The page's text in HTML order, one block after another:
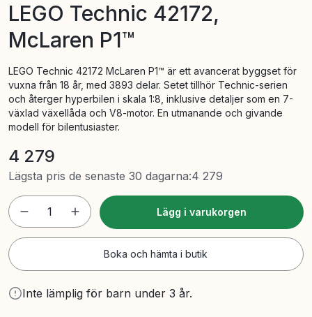
LEGO Technic 42172,
McLaren P1™
LEGO Technic 42172 McLaren P1™ är ett avancerat byggset för
vuxna från 18 år, med 3893 delar. Setet tillhör Technic-serien
och återger hyperbilen i skala 1:8, inklusive detaljer som en 7-
växlad växellåda och V8-motor. En utmanande och givande
modell för bilentusiaster.
4 279
Lägsta pris de senaste 30 dagarna:4 279
1 Lägg i varukorgen
Boka och hämta i butik
Inte lämplig för barn under 3 år.